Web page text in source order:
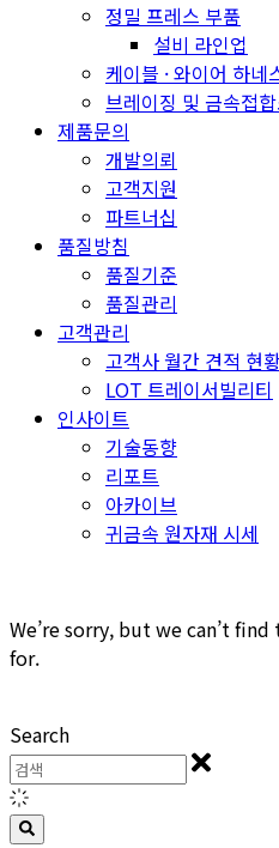
정밀 프레스 부품
설비 라인업
케이블 · 와이어 하네
브레이징 및 금속접
제품문의
개발의뢰
고객지원
파트너십
품질방침
품질기준
품질관리
고객관리
고객사 월간 견적 현
LOT 트레이서빌리티
인사이트
기술동향
리포트
아카이브
귀금속 원자재 시세
We’re sorry, but we can’t
for.
Search